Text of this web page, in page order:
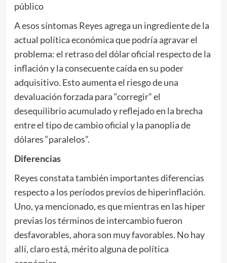
público
A esos síntomas Reyes agrega un ingrediente de la
actual política económica que podría agravar el
problema: el retraso del dólar oficial respecto de la
inflación y la consecuente caída en su poder
adquisitivo. Esto aumenta el riesgo de una
devaluación forzada para “corregir” el
desequilibrio acumulado y reflejado en la brecha
entre el tipo de cambio oficial y la panoplia de
dólares “paralelos”.
Diferencias
Reyes constata también importantes diferencias
respecto a los períodos previos de hiperinflación.
Uno, ya mencionado, es que mientras en las hiper
previas los términos de intercambio fueron
desfavorables, ahora son muy favorables. No hay
allí, claro está, mérito alguna de política